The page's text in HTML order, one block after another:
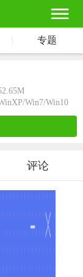
专题
Win7/Win10
评论